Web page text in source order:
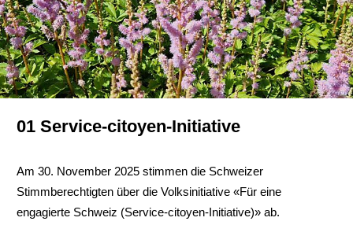
01 Service-citoyen-Initiative
Am 30. November 2025 stimmen die Schweizer
Stimmberechtigten über die Volksinitiative «Für eine
engagierte Schweiz (Service-citoyen-Initiative)» ab.